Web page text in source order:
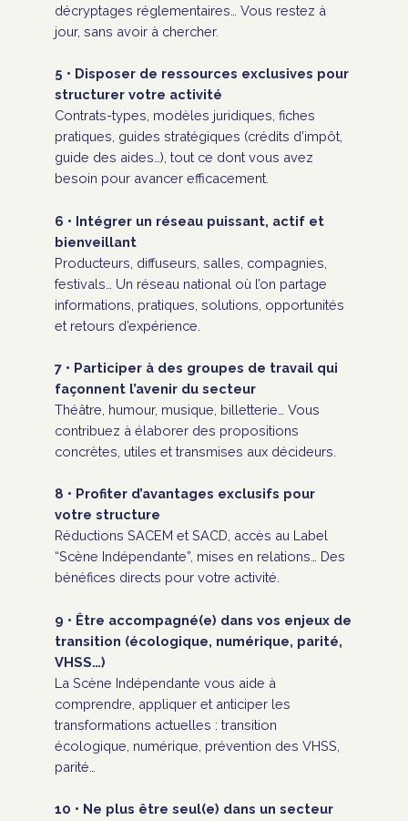
décryptages réglementaires… Vous restez à
jour, sans avoir à chercher.
5 • Disposer de ressources exclusives pour
structurer votre activité
Contrats-types, modèles juridiques, fiches
pratiques, guides stratégiques (crédits d’impôt,
guide des aides…), tout ce dont vous avez
besoin pour avancer efficacement.
6 • Intégrer un réseau puissant, actif et
bienveillant
Producteurs, diffuseurs, salles, compagnies,
festivals… Un réseau national où l’on partage
informations, pratiques, solutions, opportunités
et retours d’expérience.
7 • Participer à des groupes de travail qui
façonnent l’avenir du secteur
Théâtre, humour, musique, billetterie… Vous
contribuez à élaborer des propositions
concrètes, utiles et transmises aux décideurs.
8 • Profiter d’avantages exclusifs pour
votre structure
Réductions SACEM et SACD, accès au Label
“Scène Indépendante”, mises en relations… Des
bénéfices directs pour votre activité.
9 • Être accompagné(e) dans vos enjeux de
transition (écologique, numérique, parité,
VHSS…)
La Scène Indépendante vous aide à
comprendre, appliquer et anticiper les
transformations actuelles : transition
écologique, numérique, prévention des VHSS,
parité…
10 • Ne plus être seul(e) dans un secteur